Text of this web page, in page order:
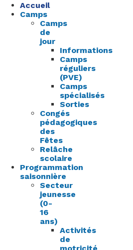
Accueil
Camps
Camps
de
jour
Informations
Camps
réguliers
(PVE)
Camps
spécialisés
Sorties
Congés
pédagogiques
des
Fêtes
Relâche
scolaire
Programmation
saisonnière
Secteur
jeunesse
(0-
16
ans)
Activités
de